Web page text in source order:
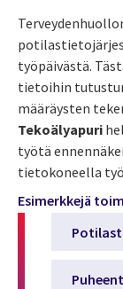
työpäivästä.
tietoihin
määräysten
Tekoälyapuri
työtä
tietokoneella
Esimerkkejä